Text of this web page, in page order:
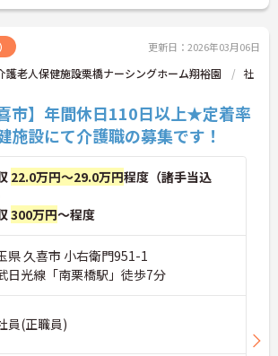
面接対策ポイントなど、さらに
更新日：2026年03月06日
護老人保健施設栗橋ナーシングホーム翔裕園
社
市】年間休日110日以上★定着率
設にて介護職の募集です！
22.0万円～29.0万円程度（諸手当込
300万円～程度
県 久喜市 小右衛門951-1
日光線「南栗橋駅」徒歩7分
員(正職員)